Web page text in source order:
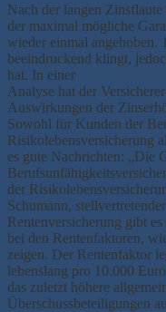
Nach der langen
der maximal mögliche
wieder einmal angehoben.
beeindruckend klingt,
hat. In einer
Analyse hat der
Auswirkungen der
Sowohl für Kunden der
Risikolebensversicherung
es gute Nachrichten: „Die
der
Schumann,
Rentenversicherung gibt
bei den Rentenfaktoren,
zeigen. Der Rentenfaktor
lebenslang pro 10.000
das zuletzt höhere
Überschussbeteiligungen